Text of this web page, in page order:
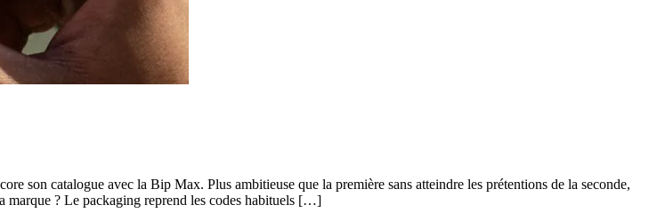
son catalogue avec la Bip Max. Plus ambitieuse que la première sans atteindre les prétentions de la seconde,
marque ? Le packaging reprend les codes habituels […]